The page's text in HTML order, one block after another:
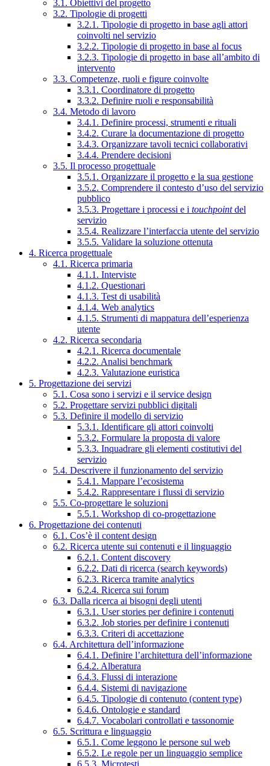
3.1. Obiettivi del progetto
3.2. Tipologie di progetti
3.2.1. Tipologie di progetto in base agli attori
coinvolti nel servizio
3.2.2. Tipologie di progetto in base al focus
3.2.3. Tipologie di progetto in base all’ambito di
intervento
3.3. Competenze, ruoli e figure coinvolte
3.3.1. Coordinatore di progetto
3.3.2. Definire ruoli e responsabilità
3.4. Metodo di lavoro
3.4.1. Definire processi, strumenti e rituali
3.4.2. Curare la documentazione di progetto
3.4.3. Organizzare tavoli tecnici collaborativi
3.4.4. Prendere decisioni
3.5. Il processo progettuale
3.5.1. Organizzare il progetto e la sua gestione
3.5.2. Comprendere il contesto d’uso del servizio
pubblico
3.5.3. Progettare i processi e i touchpointdel
servizio
3.5.4. Realizzare l’interfaccia utente del servizio
3.5.5. Validare la soluzione ottenuta
4. Ricerca progettuale
4.1. Ricerca primaria
4.1.1. Interviste
4.1.2. Questionari
4.1.3. Test di usabilità
4.1.4. Web analytics
4.1.5. Strumenti di mappatura dell’esperienza
utente
4.2. Ricerca secondaria
4.2.1. Ricerca documentale
4.2.2. Analisi benchmark
4.2.3. Valutazione euristica
5. Progettazione dei servizi
5.1. Cosa sono i servizi e il service design
5.2. Progettare servizi pubblici digitali
5.3. Definire il modello di servizio
5.3.1. Identificare gli attori coinvolti
5.3.2. Formulare la proposta di valore
5.3.3. Inquadrare gli elementi costitutivi del
servizio
5.4. Descrivere il funzionamento del servizio
5.4.1. Mappare l’ecosistema
5.4.2. Rappresentare i flussi di servizio
5.5. Co-progettare le soluzioni
5.5.1. Workshop di co-progettazione
6. Progettazione dei contenuti
6.1. Cos’è il content design
6.2. Ricerca utente sui contenuti e il linguaggio
6.2.1. Content discovery
6.2.2. Dati di ricerca (search keywords)
6.2.3. Ricerca tramite analytics
6.2.4. Ricerca sui forum
6.3. Dalla ricerca ai bisogni degli utenti
6.3.1. User stories per definire i contenuti
6.3.2. Job stories per definire i contenuti
6.3.3. Criteri di accettazione
6.4. Architettura dell’informazione
6.4.1. Definire l’architettura dell’informazione
6.4.2. Alberatura
6.4.3. Flussi di interazione
6.4.4. Sistemi di navigazione
6.4.5. Tipologie di contenuto (content type)
6.4.6. Ontologie e standard
6.4.7. Vocabolari controllati e tassonomie
6.5. Scrittura e linguaggio
6.5.1. Come leggono le persone sul web
6.5.2. Le regole per un linguaggio semplice
6.5.3. Microtesti